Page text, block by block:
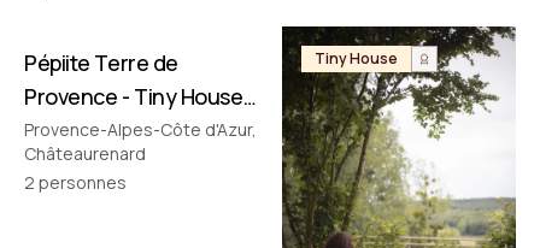
Tiny House
Pépiite Terre de
Provence - Tiny House
avec Jacuzzi en
Provence
Provence-Alpes-Côte d'Azur,
Châteaurenard
2 personnes
Tiny House